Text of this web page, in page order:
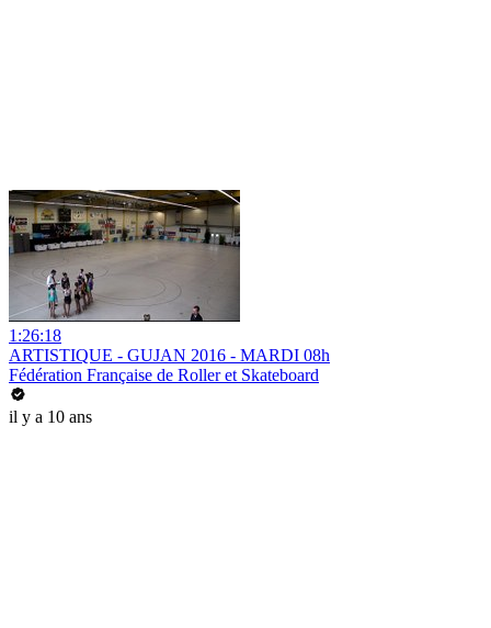
1:26:18
ARTISTIQUE - GUJAN 2016 - MARDI 08h
Fédération Française de Roller et Skateboard
il y a 10 ans